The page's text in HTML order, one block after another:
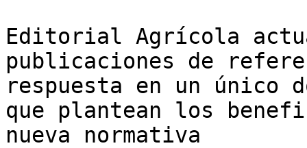
Editorial Agrícola
publicaciones de
respuesta en un único
que plantean los
nueva normativa